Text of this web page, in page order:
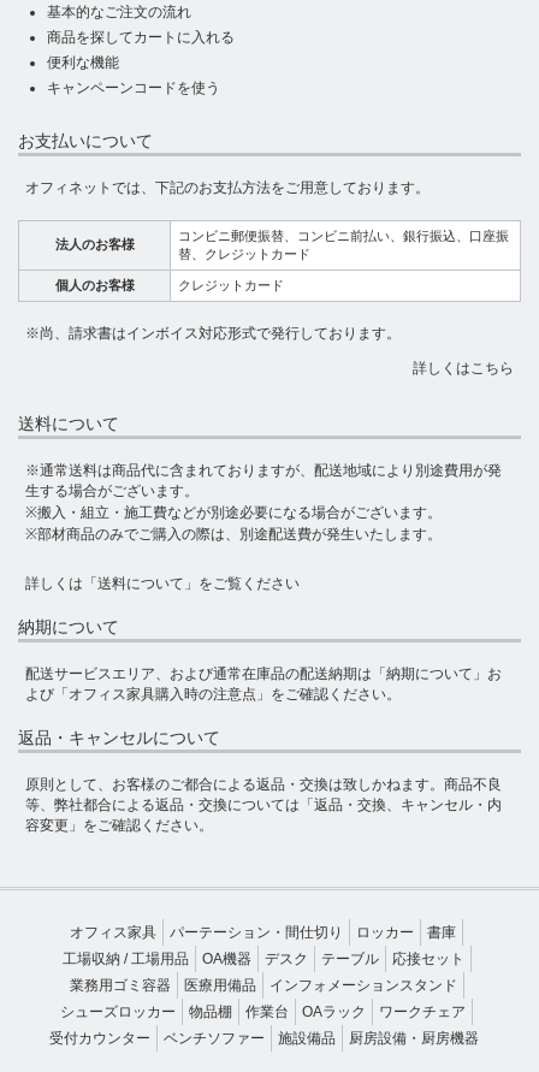
基本的なご注文の流れ
商品を探してカートに入れる
便利な機能
キャンペーンコードを使う
お支払いについて
オフィネットでは、下記のお支払方法をご用意しております。
法人のお客様
コンビニ郵便振替、コンビニ前払い、銀行振込、口座振
替、クレジットカード
個人のお客様 クレジットカード
※尚、請求書はインボイス対応形式で発行しております。
詳しくはこちら
送料について
※通常送料は商品代に含まれておりますが、配送地域により別途費用が発
生する場合がございます。
※搬入・組立・施工費などが別途必要になる場合がございます。
※部材商品のみでご購入の際は、別途配送費が発生いたします。
詳しくは 「送料について」 をご覧ください
納期について
配送サービスエリア、および通常在庫品の配送納期は 「納期について」 お
よび 「オフィス家具購入時の注意点」 をご確認ください。
返品・キャンセルについて
原則として、お客様のご都合による返品・交換は致しかねます。商品不良
等、弊社都合による返品・交換については 「返品・交換、キャンセル・内
容変更」 をご確認ください。
オフィス家具 パーテーション・間仕切り ロッカー
書庫
工場収納 / 工場用品
OA機器 デスク テーブル
応接セット
業務用ゴミ容器
医療用備品
インフォメーションスタンド
シューズロッカー
物品棚 作業台 OAラック
ワークチェア
受付カウンター
ベンチソファー 施設備品 厨房設備・厨房機器